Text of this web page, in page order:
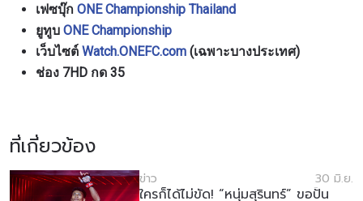
เฟซบุ๊ก ONE Championship Thailand
ยูทูบ ONE Championship
เว็บไซต์ Watch.ONEFC.com (เฉพาะบางประเทศ)
ช่อง 7HD กด 35
ที่เกี่ยวข้อง
ข่าว 30 มิ.ย.
ใครก็ได้ไม่ขัด! “หนุ่มสุรินทร์” ขอปั้น